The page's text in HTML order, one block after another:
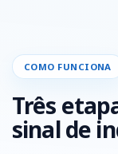
COMO FUNCIONA
Três
sinal de